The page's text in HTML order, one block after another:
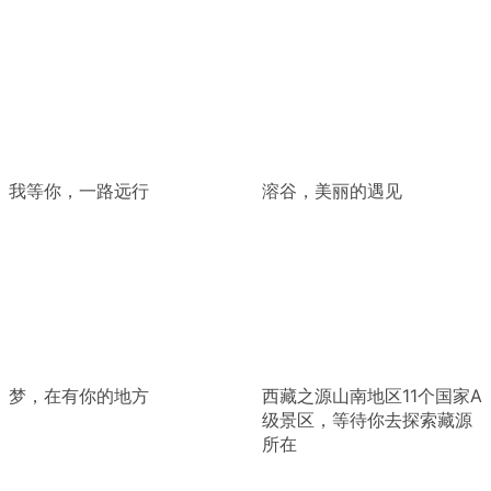
我等你，一路远行 溶谷，美丽的遇见
梦，在有你的地方
西藏之源山南地区11个国家A
级景区，等待你去探索藏源
所在